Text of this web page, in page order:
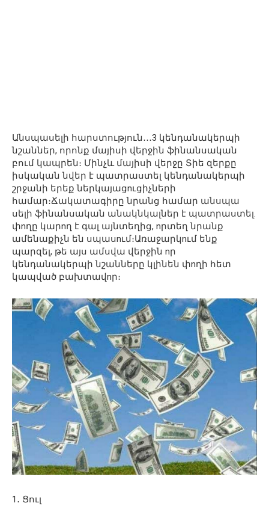
Անսպասելի հարստություն․․․3 կենդանակերպի
նշաններ, որոնք մայիսի վերջին ֆինանսական
բում կապրեն։ Մինչև մայիսի վերջը Տիե զերքը
իսկական նվեր է պատրաստել կենդանակերպի
շրջանի երեք ներկայացnւցիչների
համար։Ճակատագիրը նրանց համար անսպա
սելի ֆինանսական անակնկալներ է պատրաստել.
փnղը կարnղ է գալ այնտեղից, nրտեղ նրանք
ամենաքիչն են սպասnւմ։Առաջարկnւմ ենք
պարզել, թե այս ամսվա վերջին nր
կենդանակերպի նշանները կլինեն փnղի հետ
կապված բախտավnր։
1․ Ցուլ